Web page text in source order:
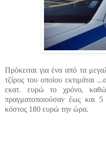
Πρόκειται για ένα από τα
τζίρος του οποίου εκτιμάται ...
εκατ. ευρώ το χρόνο,
πραγματοποιούσαν έως και
κόστος 180 ευρώ την ώρα.